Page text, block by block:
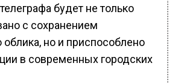
будет не только
с сохранением
облика, но и приспособлено
в современных городских